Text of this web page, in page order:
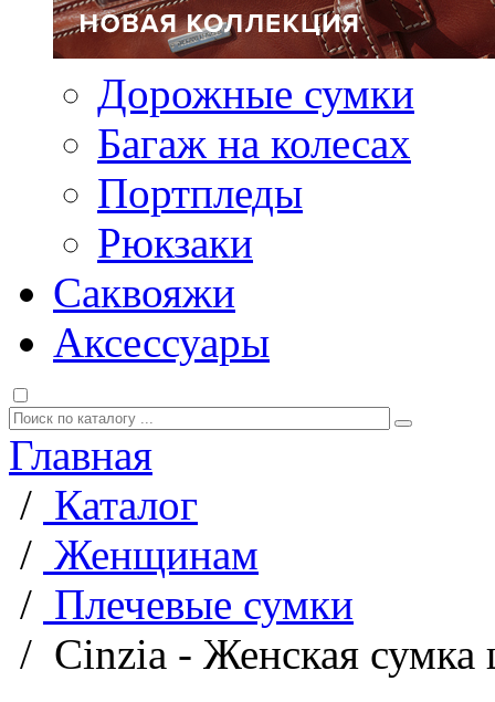
Дорожные сумки
Багаж на колесах
Портпледы
Рюкзаки
Саквояжи
Аксессуары
Главная
/ Каталог
/ Женщинам
/ Плечевые сумки
/ Cinzia - Женская